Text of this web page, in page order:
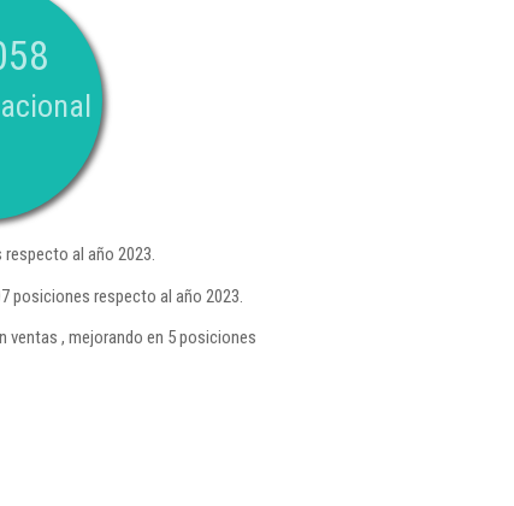
al año 2023.
posiciones respecto al año 2023.
ventas , mejorando en 5 posiciones